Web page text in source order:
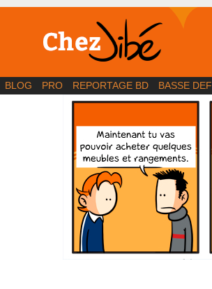
BD | Illustration | Blog
BLOG PRO REPORTAGE BD BASSE DEF